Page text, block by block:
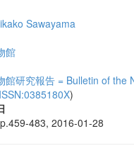
Sawayama
館
館研究報告 = Bulletin of the
ISSN:0385180X)
483, 2016-01-28